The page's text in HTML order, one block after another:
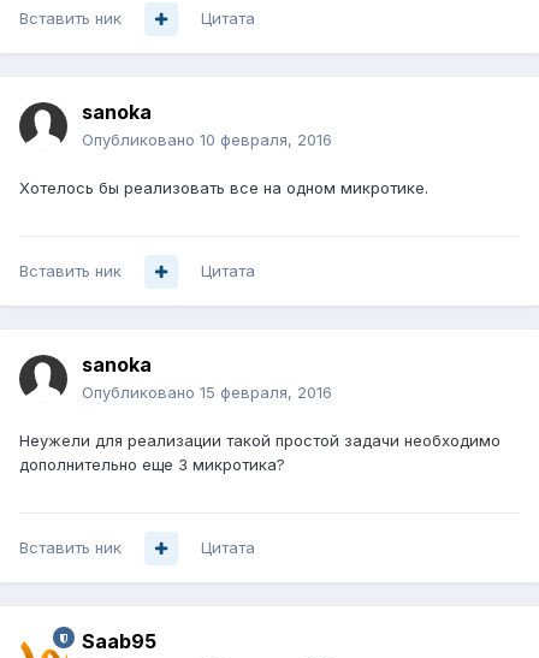
Вставить ник Цитата
sanoka
Опубликовано 10 февраля, 2016
Хотелось бы реализовать все на одном микротике.
Вставить ник Цитата
sanoka
Опубликовано 15 февраля, 2016
Неужели для реализации такой простой задачи необходимо
дополнительно еще 3 микротика?
Вставить ник Цитата
Saab95